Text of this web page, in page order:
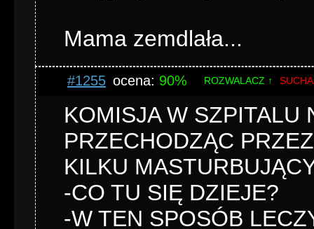
Mama zemdlała...
#1255 ocena: 90% ROZWALACZ ↑
KOMISJA W SZPITALU
PRZECHODZĄC
KILKU
-CO TU SIĘ DZIEJE?
-W TEN SPOSÓB